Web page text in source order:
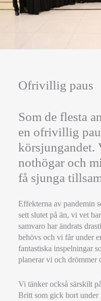
Ofrivillig paus
Som de flesta
en ofrivillig
körsjungandet.
nothögar och
få sjunga
Effekterna av pandemin
sett slutet på än, vi vet
samvaro har ändrats
behövs och vi får under
fantastiska inspelningar
planerar vi och drömmer
Vi tänker också särskilt
Britt som gick bort under